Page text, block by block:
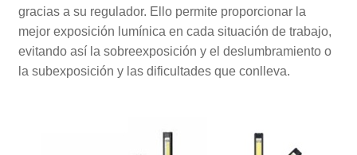
gracias a su regulador. Ello permite proporcionar la
mejor exposición lumínica en cada situación de trabajo,
evitando así la sobreexposición y el deslumbramiento o
la subexposición y las dificultades que conlleva.